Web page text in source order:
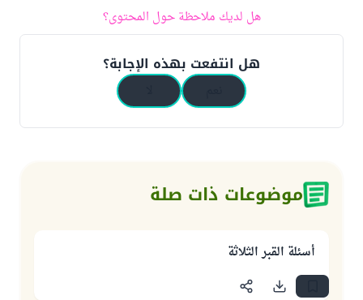
هل لديك ملاحظة حول المحتوى؟
هل انتفعت بهذه الإجابة؟
موضوعات ذات صلة
أسئلة القبر الثلاثة